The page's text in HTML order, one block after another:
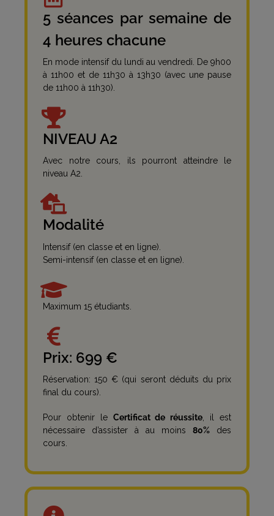
5 séances par semaine de
4 heures chacune
En mode intensif du lundi au vendredi. De 9h00
à 11h00 et de 11h30 à 13h30 (avec une pause
de 11h00 à 11h30).
NIVEAU A2
Avec notre cours, ils pourront atteindre le
niveau A2.
Modalité
Intensif (en classe et en ligne).
Semi-intensif (en classe et en ligne).
Maximum 15 étudiants.
Prix: 699 €
Réservation: 150 € (qui seront déduits du prix
final du cours).
Pour obtenir le Certificat de réussite , il est
nécessaire d’assister à au moins 80% des
cours.